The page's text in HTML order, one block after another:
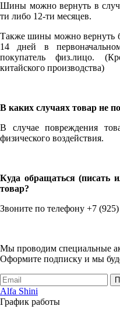
Шины можно вернуть в
ти либо 12-ти месяцев.
Также шины можно вернуть
14 дней в
покупатель физ.лицо.
китайского производства)
В каких случаях товар не
В случае повреждения
физического воздействия.
Куда обращаться (писать
товар?
Звоните по телефону +7
Мы проводим специальные
Оформите подписку и мы
Alfa Shini
График работы